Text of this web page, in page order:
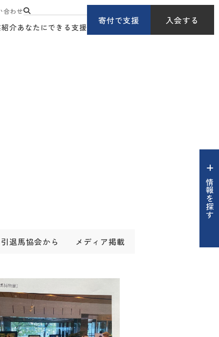
合わせ
介あなたにできる支援
寄付で支援 入会する
情報を探す
引退馬協会から メディア掲載